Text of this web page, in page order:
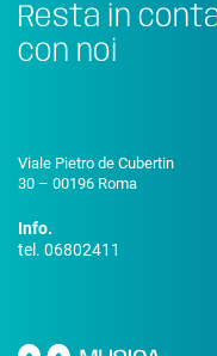
Resta in
con noi
Viale Pietro de Cubertin
30 – 00196 Roma
Info.
tel. 06802411